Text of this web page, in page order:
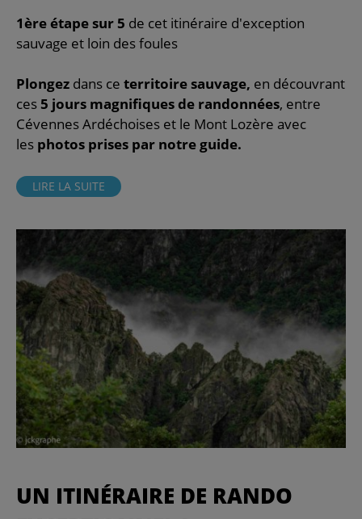
1ère étape sur 5 de cet itinéraire d'exception
sauvage et loin des foules
Plongez dans ce territoire sauvage, en découvrant
ces 5 jours magnifiques de randonnées, entre
Cévennes Ardéchoises et le Mont Lozère avec
les photos prises par notre guide.
LIRE LA SUITE
UN ITINÉRAIRE DE RANDO